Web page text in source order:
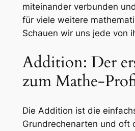
miteinander verbunden
für viele weitere
Schauen wir uns jede von
Addition: Der
zum Mathe-
Die Addition ist die
Grundrechenarten und oft